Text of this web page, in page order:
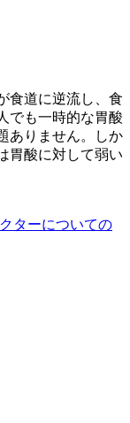
食道に逆流し、食
でも一時的な胃酸
ありません。しか
胃酸に対して弱い